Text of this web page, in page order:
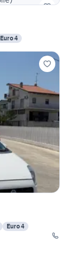
Euro 4
Euro 4